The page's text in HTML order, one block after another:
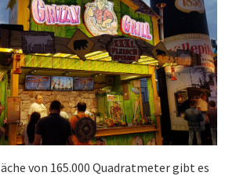
von 165.000 Quadratmeter gibt es